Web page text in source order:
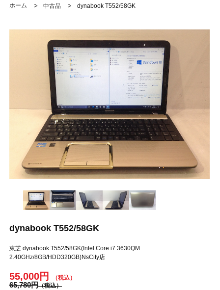
ホーム
> 中古品 > dynabook T552/58GK
dynabook T552/58GK
東芝 dynabook T552/58GK(Intel Core i7 3630QM
2.40GHz/8GB/HDD320GB)NsCity店
55,000円
65,780円